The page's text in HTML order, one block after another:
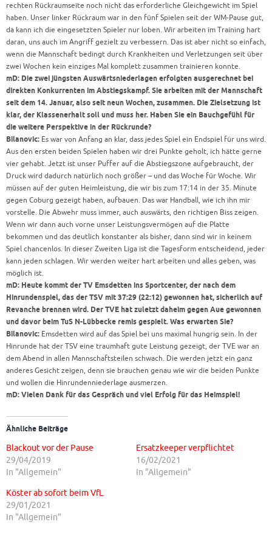
rechten Rückraumseite noch nicht das erforderliche Gleichgewicht im Spiel
haben. Unser linker Rückraum war in den fünf Spielen seit der WM-Pause gut,
da kann ich die eingesetzten Spieler nur loben. Wir arbeiten im Training hart
daran, uns auch im Angriff gezielt zu verbessern. Das ist aber nicht so einfach,
wenn die Mannschaft bedingt durch Krankheiten und Verletzungen seit über
zwei Wochen kein einziges Mal komplett zusammen trainieren konnte.
mD: Die zwei jüngsten Auswärtsniederlagen erfolgten ausgerechnet bei
direkten Konkurrenten im Abstiegskampf. Sie arbeiten mit der Mannschaft
seit dem 14. Januar, also seit neun Wochen, zusammen. Die Zielsetzung ist
klar, der Klassenerhalt soll und muss her. Haben Sie ein Bauchgefühl für
die weitere Perspektive in der Rückrunde?
Bilanovic: Es war von Anfang an klar, dass jedes Spiel ein Endspiel für uns wird.
Aus den ersten beiden Spielen haben wir drei Punkte geholt, ich hätte gerne
vier gehabt. Jetzt ist unser Puffer auf die Abstiegszone aufgebraucht, der
Druck wird dadurch natürlich noch größer – und das Woche für Woche. Wir
müssen auf der guten Heimleistung, die wir bis zum 17:14 in der 35. Minute
gegen Coburg gezeigt haben, aufbauen. Das war Handball, wie ich ihn mir
vorstelle. Die Abwehr muss immer, auch auswärts, den richtigen Biss zeigen.
Wenn wir dann auch vorne unser Leistungsvermögen auf die Platte
bekommen und das deutlich konstanter als bisher, dann sind wir in keinem
Spiel chancenlos. In dieser Zweiten Liga ist die Tagesform entscheidend, jeder
kann jeden schlagen. Wir werden weiter hart arbeiten und alles geben, was
möglich ist.
mD: Heute kommt der TV Emsdetten ins Sportcenter, der nach dem
Hinrundenspiel, das der TSV mit 37:29 (22:12) gewonnen hat, sicherlich auf
Revanche brennen wird. Der TVE hat zuletzt daheim gegen Aue gewonnen
und davor beim TuS N-Lübbecke remis gespielt. Was erwarten Sie?
Bilanovic: Emsdetten wird auf das Spiel bei uns maximal hungrig sein. In der
Hinrunde hat der TSV eine traumhaft gute Leistung gezeigt, der TVE war an
dem Abend in allen Mannschaftsteilen schwach. Die werden jetzt ein ganz
anderes Gesicht zeigen, denn sie brauchen genau wie wir die beiden Punkte
und wollen die Hinrundenniederlage ausmerzen.
mD: Vielen Dank für das Gespräch und viel Erfolg für das Heimspiel!
Ähnliche Beiträge
Blackout vor der Pause
29/04/2019
In "Allgemein"
Ersatzkeeper verpflichtet
16/02/2021
In "Allgemein"
Köster ab sofort beim VfL
29/01/2021
In "Allgemein"